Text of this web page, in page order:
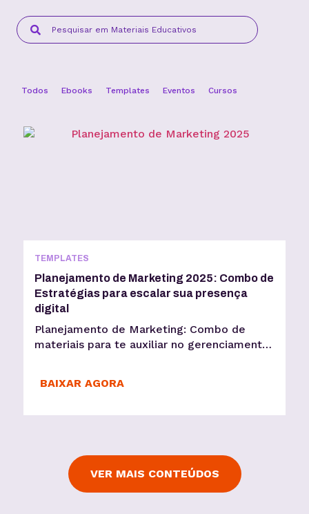
Todos Ebooks Templates Eventos Cursos
TEMPLATES
Planejamento de Marketing 2025: Combo de
Estratégias para escalar sua presença
digital
Planejamento de Marketing: Combo de
materiais para te auxiliar no gerenciamento
BAIXAR AGORA
VER MAIS CONTEÚDOS